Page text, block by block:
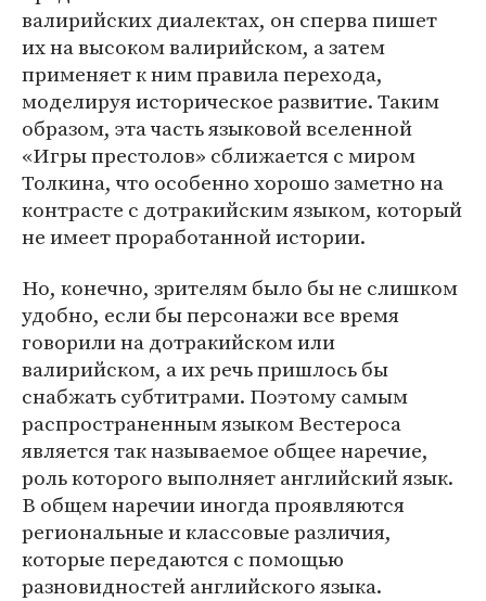
валирийских диалектах, он сперва пишет
их на высоком валирийском, а затем
применяет к ним правила перехода,
моделируя историческое развитие. Таким
образом, эта часть языковой вселенной
«Игры престолов» сближается с миром
Толкина, что особенно хорошо заметно на
контрасте с дотракийским языком, который
не имеет проработанной истории.
Но, конечно, зрителям было бы не слишком
удобно, если бы персонажи все время
говорили на дотракийском или
валирийском, а их речь пришлось бы
снабжать субтитрами. Поэтому самым
распространенным языком Вестероса
является так называемое общее наречие,
роль которого выполняет английский язык.
В общем наречии иногда проявляются
региональные и классовые различия,
которые передаются с помощью
разновидностей английского языка.